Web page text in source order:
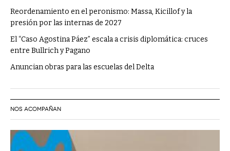
Reordenamiento en el peronismo: Massa, Kicillof y la
presión por las internas de 2027
El “Caso Agostina Páez” escala a crisis diplomática: cruces
entre Bullrich y Pagano
Anuncian obras para las escuelas del Delta
NOS ACOMPAÑAN